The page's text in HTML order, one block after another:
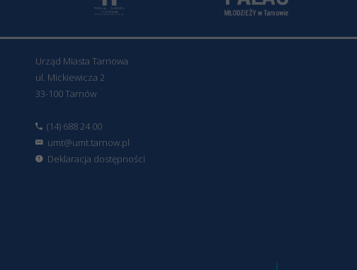
Urząd Miasta Tarnowa
ul. Mickiewicza 2
33-100 Tarnów
(14) 688 24 00
umt@umt.tarnow.pl
Deklaracja dostępności